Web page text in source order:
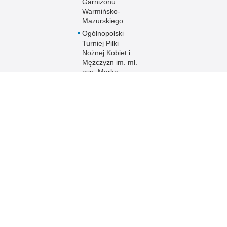
Warmińsko-
Mazurskiego
Ogólnopolski
Turniej Piłki
Nożnej Kobiet i
Mężczyzn im. mł.
asp. Marka